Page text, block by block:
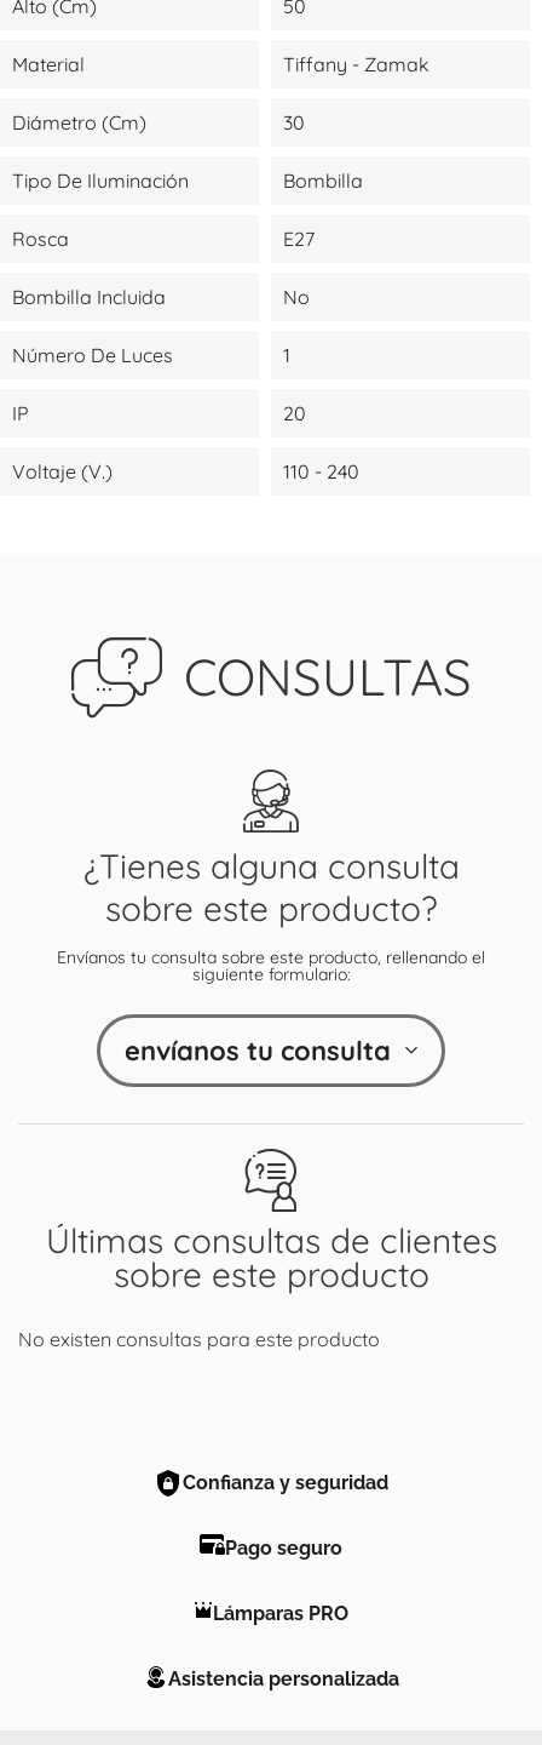
Alto (cm) 50
Material Tiffany - Zamak
Diámetro (cm) 30
Tipo De Iluminación Bombilla
Rosca E27
Bombilla Incluida No
Número De Luces 1
IP 20
Voltaje (V.) 110 - 240
CONSULTAS
Últimas consultas de clientes
sobre este producto
No existen consultas para este producto
¿Tienes alguna consulta
sobre este producto?
Envíanos tu consulta sobre este producto, rellenando el
siguiente formulario:
envíanos tu consulta
Confianza y seguridad
Pago seguro
Lámparas PRO
Asistencia personalizada